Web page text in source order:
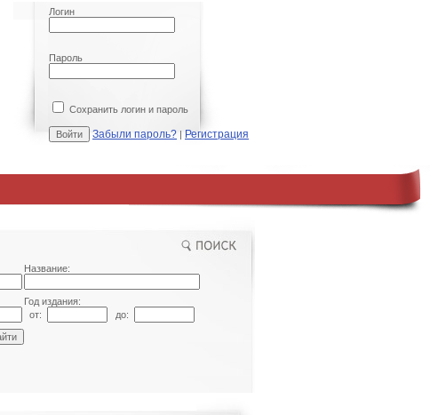
Логин
Пароль
Сохранить логин и пароль
Забыли пароль? | Регистрация
Название:
Год издания:
от:
до: